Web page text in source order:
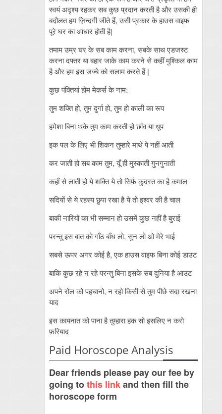
स्वयं अदृश्य रहकर सब कुछ प्रदान करती है और उसकी ही
बदौलत हम ज़िन्दगी जीते हैं, उसी प्रकार के हाउस वाइफ
पूरे घर का आधार होती है|
तमाम उम्र घर के सब काम करना, सबके साथ एडजस्ट
करना दफ्तर या बहार जाके काम करने से कहीं मुश्किल काम
है और हम इस जज्बे को सलाम करते हैं |
कुछ पंक्तियां होम मेकर्स के नाम:
तुम शक्ति हो, तुम दुर्गा हो, तुम हो काली का रूप
हमेशा बिना थके तुम काम करती हो छाँव या धूप
इक पल के लिए भी शिकन तुम्हारे माथे पे नहीं आती
कर जाती हो सब काम तुम, यूँ ही मुस्काती गुनगुनाती
कहाँ से लाती हो ये शक्ति ये तो सिर्फ कुदरत का है कमाल
सदियों से ये रहस्य छुपा रखा है ये तो इश्वर की है चाल
बाकी नारियों का भी सम्मान हो उसमें कुछ नहीं है बुराई
परन्तु इस बात को गाँठ बाँध लो, सुन लो ओ मेरे भाई
सबसे ऊपर अगर कोई है, एक हाउस वाइफ बिना कोई डाउट
बाकि कुछ रहे न रहे परन्तु बिना इसके सब दुनिया है आउट
अपने रोल को पहचानो, न रहो किसी से तुम पीछे सदा रखना
याद
इस कायनात को पाना है तुम्हारा हक सो इसलिए न करो
फ़रियाद
Paid Horoscope Analysis
Dear friends please pay our fee by
going tothis linkand then fill the
horoscope form